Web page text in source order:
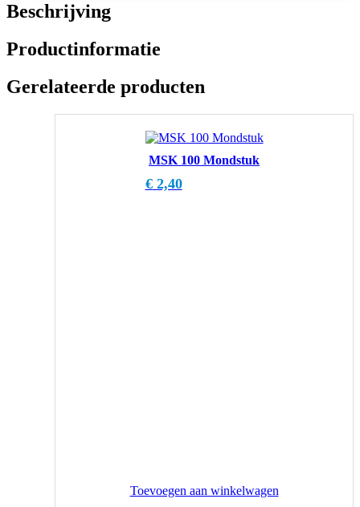
Beschrijving
Productinformatie
Gerelateerde producten
MSK 100 Mondstuk
€2,40
Toevoegen aan winkelwagen